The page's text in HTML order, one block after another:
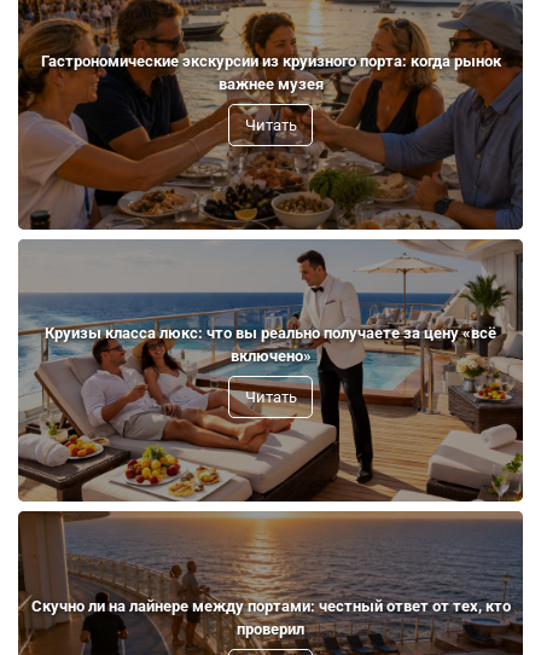
Гастрономические экскурсии из круизного порта: когда рынок
важнее музея
Читать
Круизы класса люкс: что вы реально получаете за цену «всё
включено»
Читать
Скучно ли на лайнере между портами: честный ответ от тех, кто
проверил